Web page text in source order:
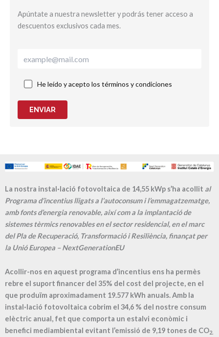
Apúntate a nuestra newsletter y podrás tener acceso a
descuentos exclusivos cada mes.
He leído y acepto los términos y condiciones
ENVIAR
La nostra instal·lació fotovoltaica de 14,55 kWp s’ha acollit al
Programa d’incentius lligats a l’autoconsum i l’emmagatzematge,
amb fonts d’energia renovable, així com a la implantació de
sistemes tèrmics renovables en el sector residencial, en el marc
del Pla de Recuperació, Transformació i Resiliència, finançat per
la Unió Europea – NextGenerationEU
Acollir-nos en aquest programa d’incentius ens ha permès
rebre el suport financer del 35% del cost del projecte, en el
que produïm aproximadament 19.577 kWh anuals. Amb la
instal·lació fotovoltaica cobrim el 34,6 % del nostre consum
elèctric anual, fet que comporta un estalvi econòmic i
benefici mediambiental evitant l’emissió de 9,19 tones de CO2.